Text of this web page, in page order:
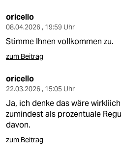
oricello
08.04.2026 , 19:59 Uhr
Stimme Ihnen vollkommen zu.
zum Beitrag
oricello
22.03.2026 , 15:05 Uhr
Ja, ich denke das wäre
zumindest als prozentuale
davon.
zum Beitrag